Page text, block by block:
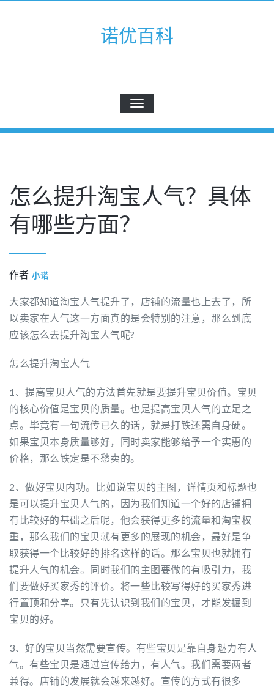
诺优百科
切
换
航
怎么提升淘宝人气？具体
有哪些方面？
作者 小诺
大家都知道淘宝人气提升了，店铺的流量也上去了，所
以卖家在人气这一方面真的是会特别的注意，那么到底
应该怎么去提升淘宝人气呢?
怎么提升淘宝人气
1、提高宝贝人气的方法首先就是要提升宝贝价值。宝贝
的核心价值是宝贝的质量。也是提高宝贝人气的立足之
点。毕竟有一句流传已久的话，就是打铁还需自身硬。
如果宝贝本身质量够好，同时卖家能够给予一个实惠的
价格，那么铁定是不愁卖的。
2、做好宝贝内功。比如说宝贝的主图，详情页和标题也
是可以提升宝贝人气的，因为我们知道一个好的店铺拥
有比较好的基础之后呢，他会获得更多的流量和淘宝权
重，那么我们的宝贝就有更多的展现的机会，最好是争
取获得一个比较好的排名这样的话。那么宝贝也就拥有
提升人气的机会。同时我们的主图要做的有吸引力，我
们要做好买家秀的评价。将一些比较写得好的买家秀进
行置顶和分享。只有先认识到我们的宝贝，才能发掘到
宝贝的好。
3、好的宝贝当然需要宣传。有些宝贝是靠自身魅力有人
气。有些宝贝是通过宣传给力，有人气。我们需要两者
兼得。店铺的发展就会越来越好。宣传的方式有很多